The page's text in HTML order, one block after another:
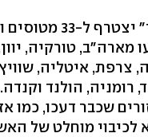
ה"סופרטאנקר"
מארה"ב, טורקיה,
צרפת, איטליה,
רומניה, הולנד
שכבר דעכו, כמו
לכיבוי מוחלט של